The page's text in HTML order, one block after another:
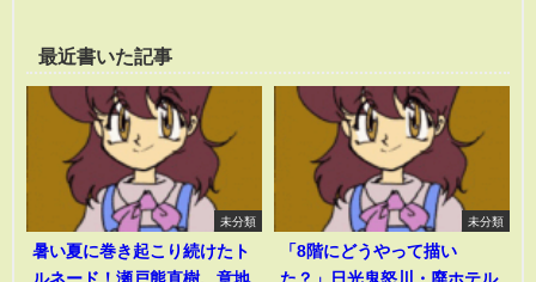
最近書いた記事
未分類
暑い夏に巻き起こり続けたト
ルネード！瀬戸熊直樹、意地
未分類
「8階にどうやって描い
た？」日光鬼怒川・廃ホテル